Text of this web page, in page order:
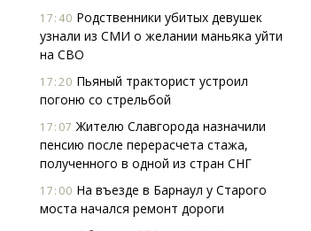
17:40 Родственники убитых девушек
узнали из СМИ о желании маньяка уйти
на СВО
17:20 Пьяный тракторист устроил
погоню со стрельбой
17:07 Жителю Славгорода назначили
пенсию после перерасчета стажа,
полученного в одной из стран СНГ
17:00 На въезде в Барнаул у Старого
моста начался ремонт дороги